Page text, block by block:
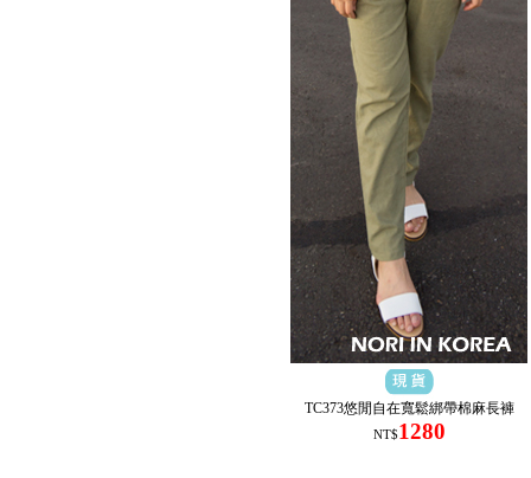
TC373悠閒自在寬鬆綁帶棉麻長褲
NT$1280